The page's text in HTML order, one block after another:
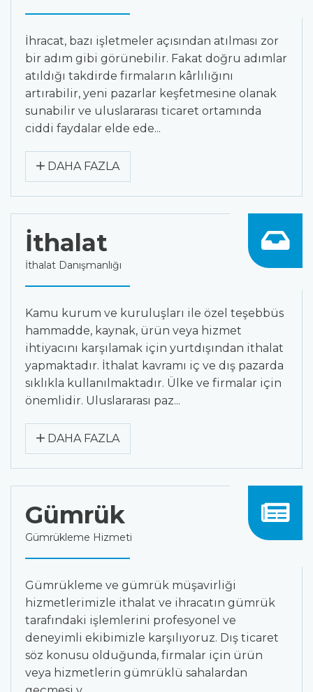
İhracat, bazı işletmeler açısından atılması zor
bir adım gibi görünebilir. Fakat doğru adımlar
atıldığı takdirde firmaların kârlılığını
artırabilir, yeni pazarlar keşfetmesine olanak
sunabilir ve uluslararası ticaret ortamında
ciddi faydalar elde ede...
DAHA FAZLA
İthalat
İthalat Danışmanlığı
Kamu kurum ve kuruluşları ile özel teşebbüs
hammadde, kaynak, ürün veya hizmet
ihtiyacını karşılamak için yurtdışından ithalat
yapmaktadır. İthalat kavramı iç ve dış pazarda
sıklıkla kullanılmaktadır. Ülke ve firmalar için
önemlidir. Uluslararası paz...
DAHA FAZLA
Gümrük
Gümrükleme Hizmeti
Gümrükleme ve gümrük müşavirliği
hizmetlerimizle ithalat ve ihracatın gümrük
tarafındaki işlemlerini profesyonel ve
deneyimli ekibimizle karşılıyoruz. Dış ticaret
söz konusu olduğunda, firmalar için ürün
veya hizmetlerin gümrüklü sahalardan